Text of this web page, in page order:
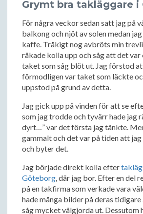
Grymt bra takläggare i
För några veckor sedan satt jag på
balkong och njöt av solen medan
kaffe. Tråkigt nog avbröts min
råkade kolla upp och såg att det
taket som såg blöt ut. Jag förstod
förmodligen var taket som läckte
uppstod på grund av detta.
Jag gick upp på vinden för att se
som jag trodde och tyvärr hade jag
dyrt…” var det första jag tänkte.
gammalt och det var på tiden att
och byter det.
Jag började direkt kolla efter
Göteborg, där jag bor. Efter en del
på en takfirma som verkade vara
hade många bilder på deras
såg mycket välgjorda ut. Dessutom